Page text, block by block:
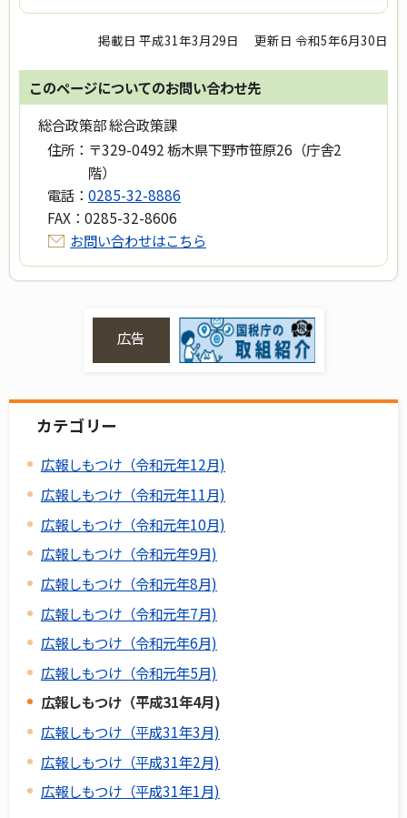
掲載日 平成31年3月29日 更新日 令和5年6月30日
このページについてのお問い合わせ先
総合政策部 総合政策課
住所： 〒329-0492 栃木県下野市笹原26（庁舎2
階）
電話： 0285-32-8886
FAX： 0285-32-8606
お問い合わせはこちら
広告
カテゴリー
広報しもつけ（令和元年12月)
広報しもつけ（令和元年11月)
広報しもつけ（令和元年10月)
広報しもつけ（令和元年9月)
広報しもつけ（令和元年8月)
広報しもつけ（令和元年7月)
広報しもつけ（令和元年6月)
広報しもつけ（令和元年5月)
広報しもつけ（平成31年4月)
広報しもつけ（平成31年3月)
広報しもつけ（平成31年2月)
広報しもつけ（平成31年1月)